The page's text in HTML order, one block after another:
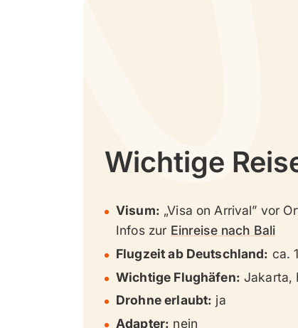
Wichtige
Visum: „Visa on Arrival” vor
Infos zur Einreise nach Bali
Flugzeit ab Deutschland: ca.
Wichtige Flughäfen: Jakarta,
Drohne erlaubt: ja
Adapter: nein